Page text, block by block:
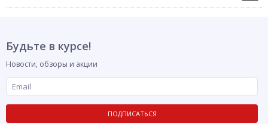
Будьте в курсе!
Новости, обзоры и акции
ПОДПИСАТЬСЯ